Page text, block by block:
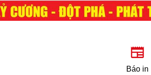
Báo in